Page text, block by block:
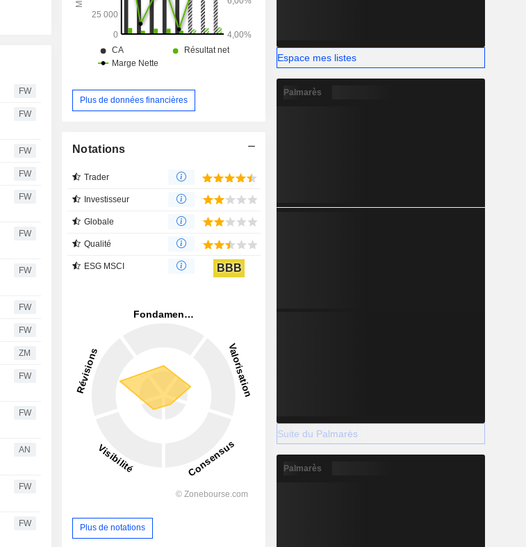
FW
FW
FW
FW
FW
FW
FW
FW
FW
ZM
FW
FW
AN
FW
FW
Plus de données financières
Notations
Trader
Investisseur
Globale
Qualité
ESG MSCI BBB
Plus de notations
Espace mes listes
Palmarès
Suite du Palmarès
Palmarès